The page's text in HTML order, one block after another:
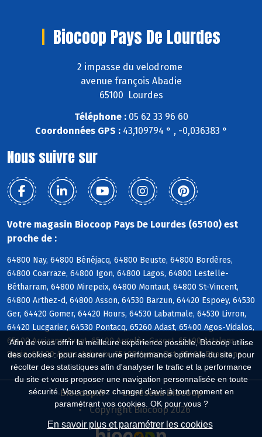
Afin de vous offrir la meilleure expérience possible, Biocoop utilise
des cookies : pour assurer une performance optimale du site, pour
récolter des statistiques afin d'analyser le trafic et la performance
du site et vous proposer une navigation personnalisée en toute
sécurité. Vous pouvez changer d'avis à tout moment en
paramétrant vos cookies. OK pour vous ?
En savoir plus et paramétrer les cookies
Biocoop Pays De Lourdes
2 impasse du velodrome
avenue françois Abadie
65100 Lourdes
Téléphone :05 62 33 96 60
Coordonnées GPS :43,109794 ° , -0,036383 °
Nous suivre sur
Votre magasin Biocoop Pays De Lourdes (65100) est
proche de :
64800 Nay, 64800 Bénéjacq, 64800 Beuste, 64800 Bordères,
64800 Coarraze, 64800 Igon, 64800 Lagos, 64800 Lestelle-
Bétharram, 64800 Mirepeix, 64800 Montaut, 64800 St-Vincent,
64800 Arthez-d, 64800 Asson, 64530 Barzun, 64420 Espoey, 64530
Ger, 64420 Gomer, 64420 Hours, 64530 Labatmale, 64530 Livron,
64420 Lucgarier, 64530 Pontacq, 65260 Adast, 65400 Agos-Vidalos,
65400 Arcizans-Avant, 65400 Argelès-Gazost, 65400 Artalens-
Souin, 65400 Ayros-Arbouix, 65400 Ayzac-Ost, 65400 Beaucens
Biocoop.fr
Le réseau Biocoop
Copyright Biocoop 2026